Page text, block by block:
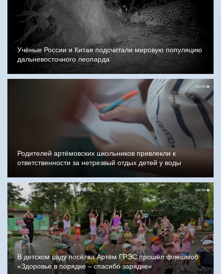
Учёные России и Китая подсчитали мировую популяцию
дальневосточного леопарда
Родителей артёмовских школьников привлекли к
ответственности за нетрезвый отдых детей у воды
В детском саду посёлка Артём ГРЭС прошёл флешмоб
«Здоровье в порядке – спасибо зарядке»